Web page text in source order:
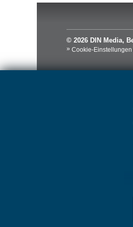
© 2026 DIN Media,
Cookie-Einstellungen